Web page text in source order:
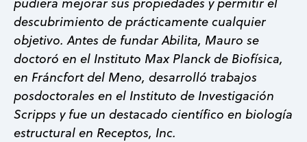
descubrimiento de prácticamente cualquier
objetivo. Antes de fundar Abilita, Mauro se
doctoró en el Instituto Max Planck de Biofísica,
en Fráncfort del Meno, desarrolló trabajos
posdoctorales en el Instituto de Investigación
Scripps y fue un destacado científico en biología
estructural en Receptos, Inc.